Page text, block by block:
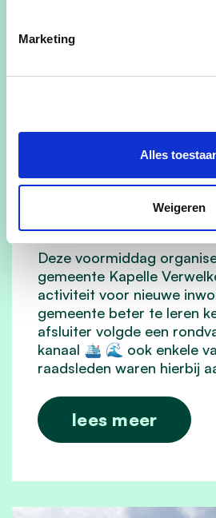
Marketing
Alles
Weigeren
Verwelkoming
inwoners
Deze voormiddag
gemeente Kapelle
activiteit voor nieuwe
gemeente beter te leren
afsluiter volgde een
kanaal 🛳️ 🌊 ook enkele
raadsleden waren hierbij
lees meer